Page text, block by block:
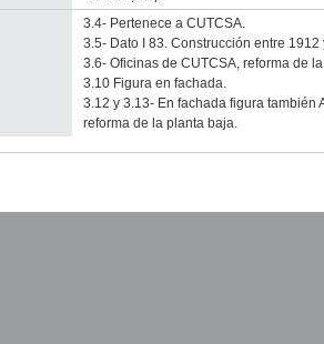
3.4- Pertenece a CUTCSA.
3.5- Dato I 83. Construcción entre
3.6- Oficinas de CUTCSA, reforma de
3.10 Figura en fachada.
3.12 y 3.13- En fachada figura también
reforma de la planta baja.